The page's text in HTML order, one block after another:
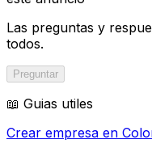
Las preguntas y
todos.
Preguntar
📖 Guias utiles
Crear empresa en